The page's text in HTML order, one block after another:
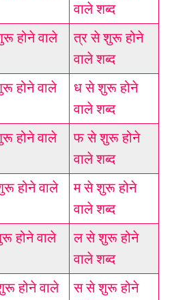
वाले शब्द
होने वाले
त्र से शुरू होने
वाले शब्द
होने वाले
ध से शुरू होने
वाले शब्द
होने वाले
फ से शुरू होने
वाले शब्द
होने वाले
म से शुरू होने
वाले शब्द
होने वाले
ल से शुरू होने
वाले शब्द
होने वाले
स से शुरू होने